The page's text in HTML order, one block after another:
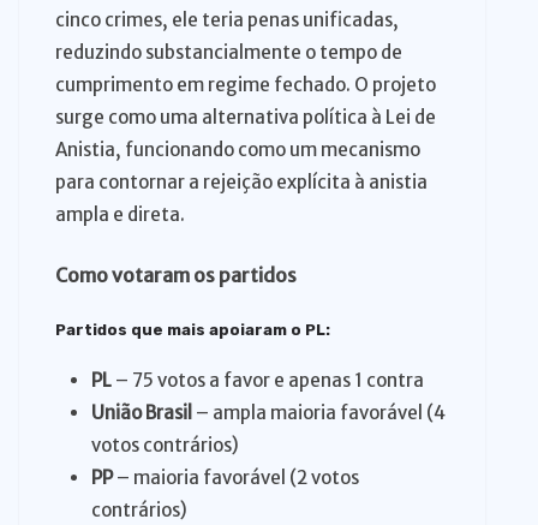
cinco crimes, ele teria penas unificadas,
reduzindo substancialmente o tempo de
cumprimento em regime fechado. O projeto
surge como uma alternativa política à Lei de
Anistia, funcionando como um mecanismo
para contornar a rejeição explícita à anistia
ampla e direta.
Como votaram os partidos
Partidos que mais apoiaram o PL:
PL – 75 votos a favor e apenas 1 contra
União Brasil – ampla maioria favorável (4
votos contrários)
PP– maioria favorável (2 votos
contrários)